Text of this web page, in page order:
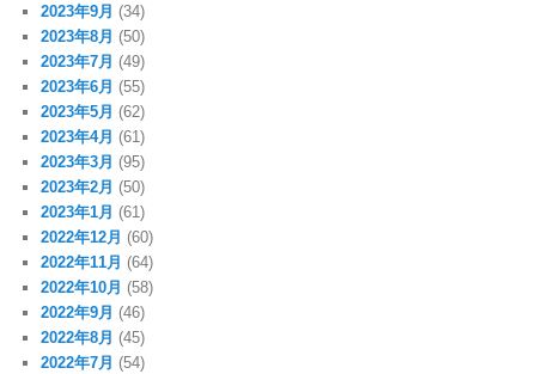
2023年9月 (34)
2023年8月 (50)
2023年7月 (49)
2023年6月 (55)
2023年5月 (62)
2023年4月 (61)
2023年3月 (95)
2023年2月 (50)
2023年1月 (61)
2022年12月 (60)
2022年11月 (64)
2022年10月 (58)
2022年9月 (46)
2022年8月 (45)
2022年7月 (54)